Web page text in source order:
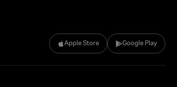
Apple Store Google Play